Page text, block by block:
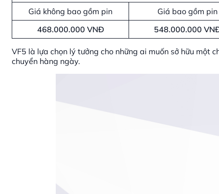
Giá không bao gồm pin
Giá bao gồm pin
468.000.000 VNĐ
548.000.000
VF5 là lựa chọn lý tưởng cho những ai muốn sở hữu một
chuyển hàng ngày.